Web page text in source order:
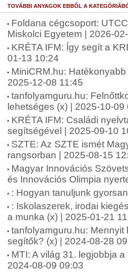
TOVÁBBI ANYAGOK EBBŐL A
Foldana cégcsoport:
Miskolci Egyetem | 2026-
KRÉTA IFM: Így segít a
01-13 10:24
MiniCRM.hu:
2025-12-08 11:45
tanfolyamguru.hu:
lehetséges (x) | 2025-10-09
KRÉTA IFM: Családi
segítségével | 2025-09-10
SZTE: Az SZTE ismét
rangsorban | 2025-08-15
Magyar Innovációs
és Innovációs Olimpia
: Hogyan tanuljunk
: Iskolaszerek, irodai
a munka (x) | 2025-01-21
tanfolyamguru.hu:
segítők? (x) | 2024-08-28
MTI: A világ 31. legjobbja
2024-08-09 09:03